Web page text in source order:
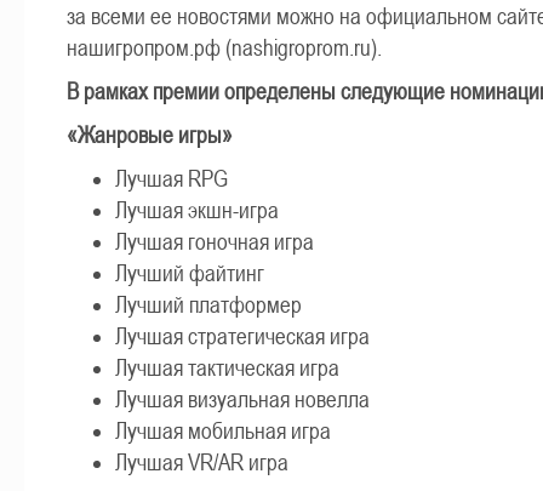
за всеми ее новостями можно на официальном
нашигропром.рф (nashigroprom.ru).
В рамках премии определены следующие
«Жанровые игры»
Лучшая RPG
Лучшая экшн-игра
Лучшая гоночная игра
Лучший файтинг
Лучший платформер
Лучшая стратегическая игра
Лучшая тактическая игра
Лучшая визуальная новелла
Лучшая мобильная игра
Лучшая VR/AR игра